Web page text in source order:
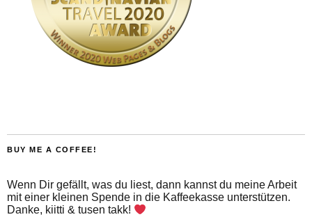
BUY ME A COFFEE!
Wenn Dir gefällt, was du liest, dann kannst du meine Arbeit
mit einer kleinen Spende in die Kaffeekasse unterstützen.
Danke, kiitti & tusen takk!